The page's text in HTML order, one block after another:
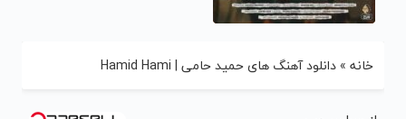
خانه » دانلود آهنگ های حمید حامی | Hamid Hami